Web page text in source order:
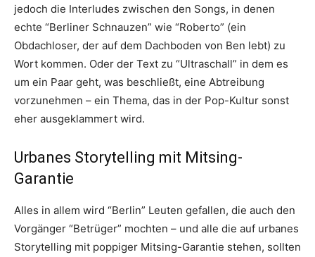
jedoch die Interludes zwischen den Songs, in denen
echte “Berliner Schnauzen” wie “Roberto” (ein
Obdachloser, der auf dem Dachboden von Ben lebt) zu
Wort kommen. Oder der Text zu “Ultraschall” in dem es
um ein Paar geht, was beschließt, eine Abtreibung
vorzunehmen – ein Thema, das in der Pop-Kultur sonst
eher ausgeklammert wird.
Urbanes Storytelling mit Mitsing-
Garantie
Alles in allem wird “Berlin” Leuten gefallen, die auch den
Vorgänger “Betrüger” mochten – und alle die auf urbanes
Storytelling mit poppiger Mitsing-Garantie stehen, sollten